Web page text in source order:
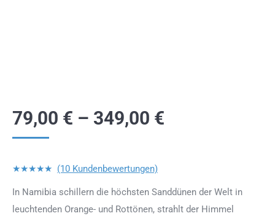
79,00 € – 349,00 €
★★★★★ (10 Kundenbewertungen)
In Namibia schillern die höchsten Sanddünen der Welt in
leuchtenden Orange- und Rottönen, strahlt der Himmel